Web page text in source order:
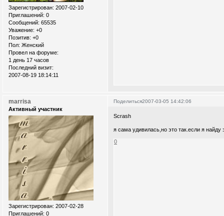
Зарегистрирован: 2007-02-10
Приглашений: 0
Сообщений: 65535
Уважение: +0
Позитив: +0
Пол: Женский
Провел на форуме:
1 день 17 часов
Последний визит:
2007-08-19 18:14:11
Поделиться2007-03-05 14:42:06
marrisa
Активный участник
Зарегистрирован: 2007-02-28
Приглашений: 0
Scrash
я сама удивилась,но это так.если я найду
0